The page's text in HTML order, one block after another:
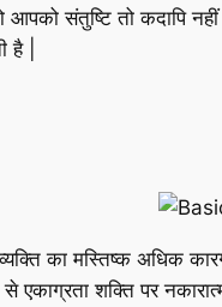
संतुष्टि तो कदापि
|
का मस्तिष्क अधिक
शक्ति पर